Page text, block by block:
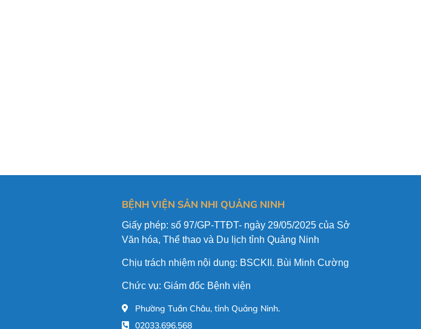
BỆNH VIỆN SẢN NHI QUẢNG NINH
Giấy phép: số 97/GP-TTĐT- ngày 29/05/2025 của Sở
Văn hóa, Thể thao và Du lịch tỉnh Quảng Ninh
Chịu trách nhiệm nội dung: BSCKII. Bùi Minh Cường
Chức vụ: Giám đốc Bệnh viện
Phường Tuần Châu, tỉnh Quảng Ninh.
02033.696.568